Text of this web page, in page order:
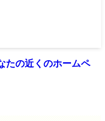
たの近くのホームペ